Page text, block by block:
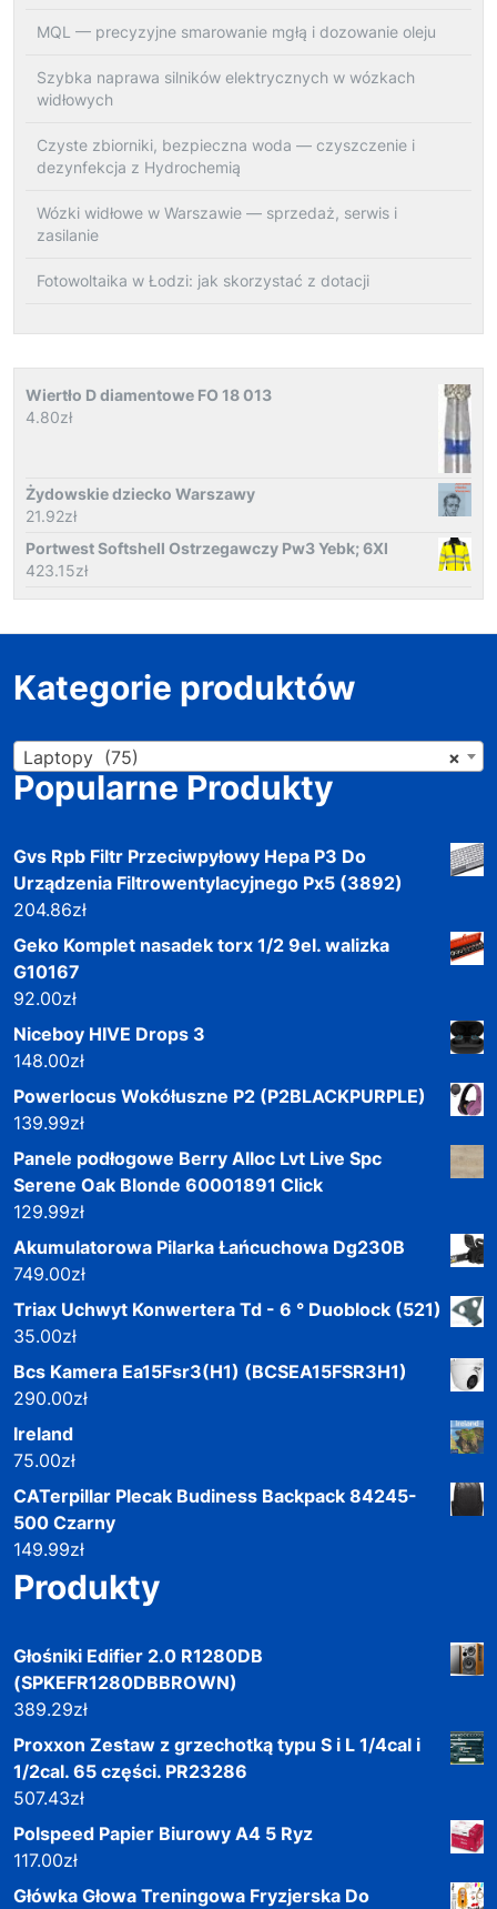
MQL — precyzyjne smarowanie mgłą i dozowanie oleju
Szybka naprawa silników elektrycznych w wózkach
widłowych
Czyste zbiorniki, bezpieczna woda — czyszczenie i
dezynfekcja z Hydrochemią
Wózki widłowe w Warszawie — sprzedaż, serwis i
zasilanie
Fotowoltaika w Łodzi: jak skorzystać z dotacji
Wiertło D diamentowe FO 18 013
4.80zł
Żydowskie dziecko Warszawy
21.92zł
Portwest Softshell Ostrzegawczy Pw3 Yebk; 6Xl
423.15zł
Kategorie produktów
×
Laptopy (75)
Popularne Produkty
Gvs Rpb Filtr Przeciwpyłowy Hepa P3 Do
Urządzenia Filtrowentylacyjnego Px5 (3892)
204.86zł
Geko Komplet nasadek torx 1/2 9el. walizka
G10167
92.00zł
Niceboy HIVE Drops 3
148.00zł
Powerlocus Wokółuszne P2 (P2BLACKPURPLE)
139.99zł
Panele podłogowe Berry Alloc Lvt Live Spc
Serene Oak Blonde 60001891 Click
129.99zł
Akumulatorowa Pilarka Łańcuchowa Dg230B
749.00zł
Triax Uchwyt Konwertera Td - 6 ° Duoblock (521)
35.00zł
Bcs Kamera Ea15Fsr3(H1) (BCSEA15FSR3H1)
290.00zł
Ireland
75.00zł
CATerpillar Plecak Budiness Backpack 84245-
500 Czarny
149.99zł
Produkty
Głośniki Edifier 2.0 R1280DB
(SPKEFR1280DBBROWN)
389.29zł
Proxxon Zestaw z grzechotką typu S i L 1/4cal i
1/2cal. 65 części. PR23286
507.43zł
Polspeed Papier Biurowy A4 5 Ryz
117.00zł
Główka Głowa Treningowa Fryzjerska Do